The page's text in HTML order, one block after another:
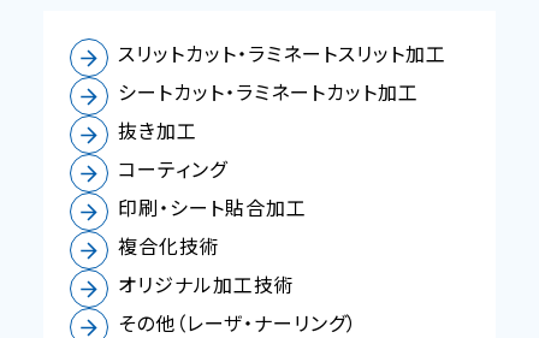
スリットカット・ラミネートスリット加工
シートカット・ラミネートカット加工
抜き加工
コーティング
印刷・シート貼合加工
複合化技術
オリジナル加工技術
その他（レーザ・ナーリング）